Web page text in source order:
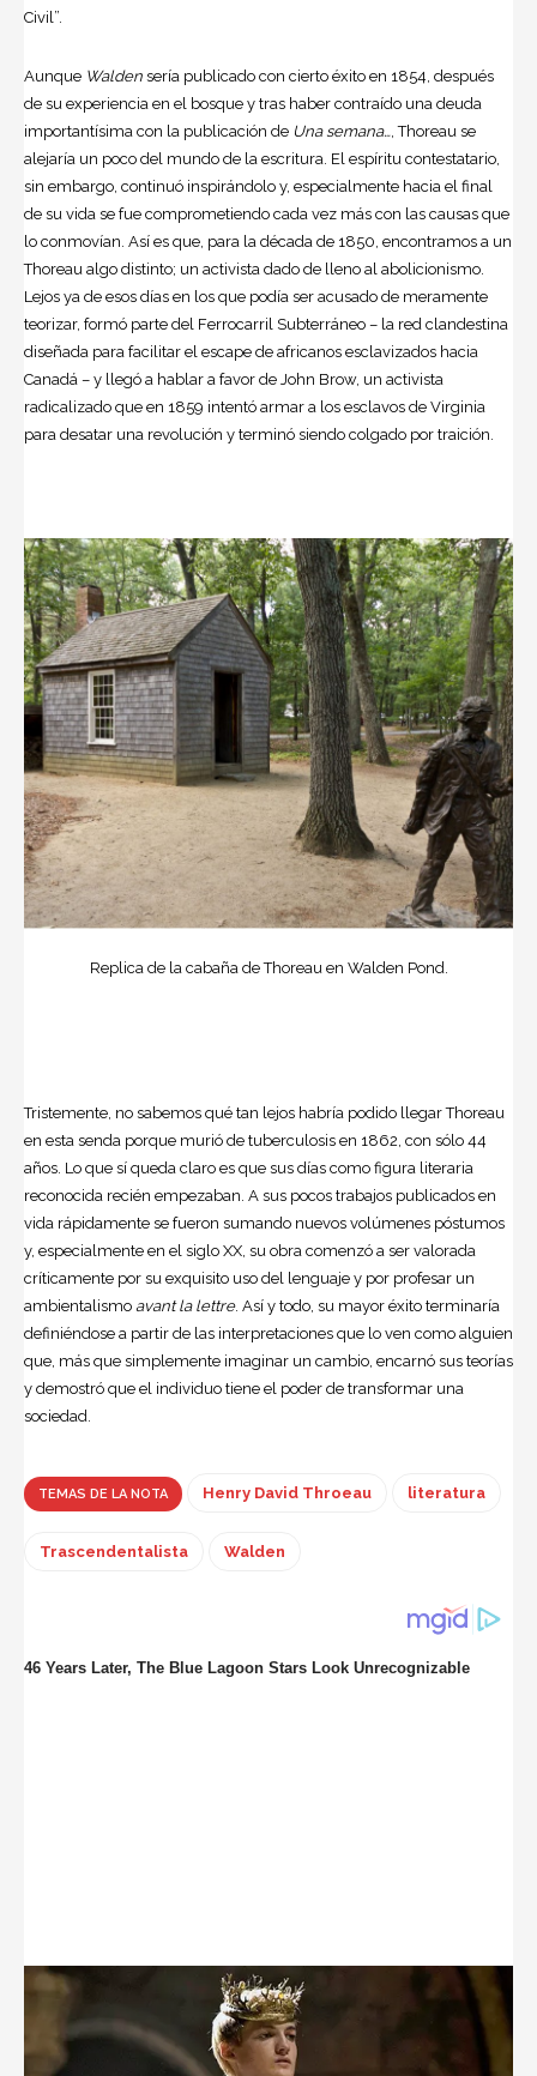
Civil”.
Aunque Walden sería publicado con cierto éxito en 1854, después
de su experiencia en el bosque y tras haber contraído una deuda
importantísima con la publicación de Una semana… , Thoreau se
alejaría un poco del mundo de la escritura. El espíritu contestatario,
sin embargo, continuó inspirándolo y, especialmente hacia el final
de su vida se fue comprometiendo cada vez más con las causas que
lo conmovían. Así es que, para la década de 1850, encontramos a un
Thoreau algo distinto; un activista dado de lleno al abolicionismo.
Lejos ya de esos días en los que podía ser acusado de meramente
teorizar, formó parte del Ferrocarril Subterráneo – la red clandestina
diseñada para facilitar el escape de africanos esclavizados hacia
Canadá – y llegó a hablar a favor de John Brow, un activista
radicalizado que en 1859 intentó armar a los esclavos de Virginia
para desatar una revolución y terminó siendo colgado por traición.
Replica de la cabaña de Thoreau en Walden Pond.
Tristemente, no sabemos qué tan lejos habría podido llegar Thoreau
en esta senda porque murió de tuberculosis en 1862, con sólo 44
años. Lo que sí queda claro es que sus días como figura literaria
reconocida recién empezaban. A sus pocos trabajos publicados en
vida rápidamente se fueron sumando nuevos volúmenes póstumos
y, especialmente en el siglo XX, su obra comenzó a ser valorada
críticamente por su exquisito uso del lenguaje y por profesar un
ambientalismo avant la lettre. Así y todo, su mayor éxito terminaría
definiéndose a partir de las interpretaciones que lo ven como alguien
que, más que simplemente imaginar un cambio, encarnó sus teorías
y demostró que el individuo tiene el poder de transformar una
sociedad.
TEMAS DE LA NOTA Henry David Throeau literatura
Trascendentalista Walden